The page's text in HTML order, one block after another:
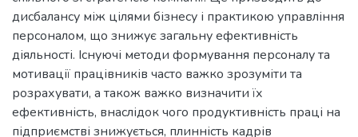
дисбалансу між цілями бізнесу і практикою управління
персоналом, що знижує загальну ефективність
діяльності. Існуючі методи формування персоналу та
мотивації працівників часто важко зрозуміти та
розрахувати, а також важко визначити їх
ефективність, внаслідок чого продуктивність праці на
підприємстві знижується, плинність кадрів